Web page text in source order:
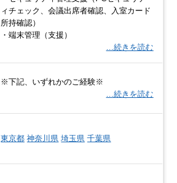
ィチェック、会議出席者確認、入室カード
所持確認）
・端末管理（支援）
…続きを読む
※下記、いずれかのご経験※
…続きを読む
東京都 神奈川県 埼玉県 千葉県